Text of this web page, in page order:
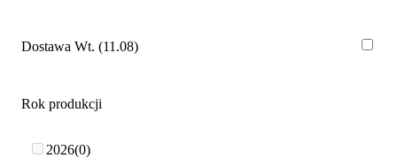
Dostawa Wt. (11.08)
Rok produkcji
2026 0